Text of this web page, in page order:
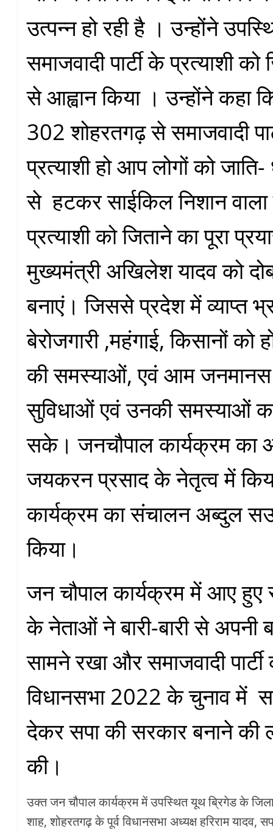
उत्पन्न हो रही है । उन्होंने
समाजवादी पार्टी के प्रत्याशी
से आह्वान किया । उन्होंने कहा
302 शोहरतगढ़ से समाजवादी
प्रत्याशी हो आप लोगों को जाति-
से हटकर साईकिल निशान
प्रत्याशी को जिताने का पूरा
मुख्यमंत्री अखिलेश यादव को
बनाएं। जिससे प्रदेश में व्याप्त
बेरोजगारी ,महंगाई, किसानों को
की समस्याओं, एवं आम
सुविधाओं एवं उनकी समस्याओं
सके। जनचौपाल कार्यक्रम का
जयकरन प्रसाद के नेतृत्व में
कार्यक्रम का संचालन अब्दुल
किया।
जन चौपाल कार्यक्रम में आए हुए
के नेताओं ने बारी-बारी से अपनी
सामने रखा और समाजवादी
विधानसभा 2022 के चुनाव में
देकर सपा की सरकार बनाने की
की।
उक्त जन चौपाल कार्यक्रम में उपस्थित यूथ ब्रिगेड के
शाह, शोहरतगढ़ के पूर्व विधानसभा अध्यक्ष हरिराम यादव,